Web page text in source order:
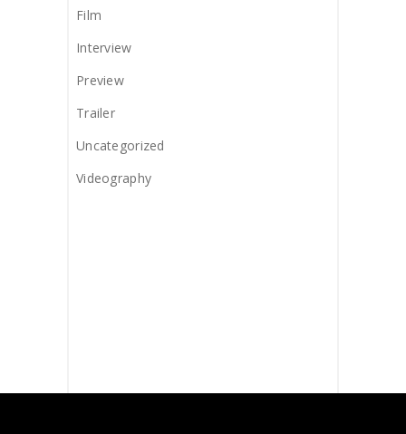
Film
Interview
Preview
Trailer
Uncategorized
Videography